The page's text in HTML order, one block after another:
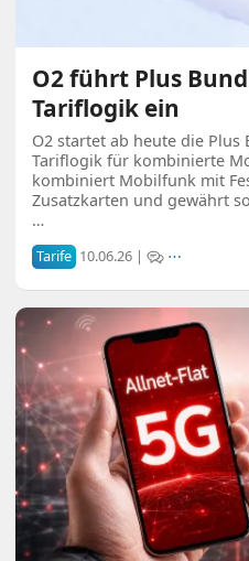
O2 führt Plus
Tariflogik ein
O2 startet ab heute die
Tariflogik für kombinierte
kombiniert Mobilfunk mit
Zusatzkarten und gewährt
…
Tarife 10.06.26 | ⋯